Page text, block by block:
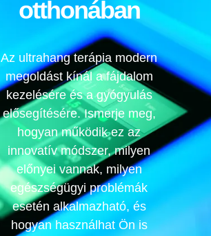
otthonában
Az ultrahang terápia modern
megoldást kínál a fájdalom
kezelésére és a gyógyulás
elősegítésére. Ismerje meg,
hogyan működik ez az
innovatív módszer, milyen
előnyei vannak, milyen
egészségügyi problémák
esetén alkalmazható, és
hogyan használhat Ön is